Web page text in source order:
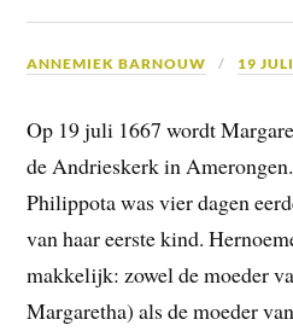
ANNEMIEK BARNOUW 19
Op 19 juli 1667 wordt
de Andrieskerk in
Philippota was vier dagen
van haar eerste kind.
makkelijk: zowel de moeder
Margaretha) als de moeder